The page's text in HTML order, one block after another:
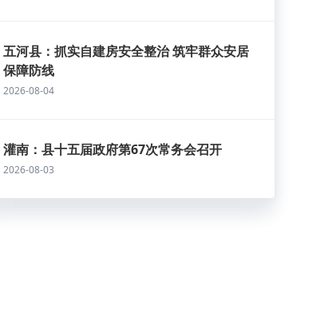
五河县：抓实自建房安全整治 筑牢群众安居
保障防线
2026-08-04
灌南：县十五届政府第67次常务会召开
2026-08-03